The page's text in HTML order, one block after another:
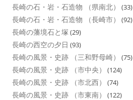
長崎の石・岩・石造物 （県南北） (33)
長崎の石・岩・石造物 （長崎市） (92)
長崎の藩境石と塚 (29)
長崎の西空の夕日 (93)
長崎の風景・史跡 （三和野母崎） (75)
長崎の風景・史跡 （市中央） (124)
長崎の風景・史跡 （市北西） (74)
長崎の風景・史跡 （市東南） (122)